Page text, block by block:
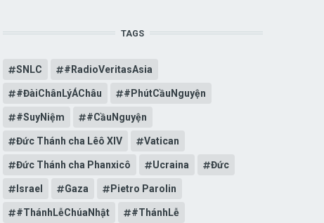
TAGS
SNLC #RadioVeritasAsia
#ĐàiChânLýÁChâu #PhútCầuNguyện
#SuyNiệm #CầuNguyện
Đức Thánh cha Lêô XIV Vatican
Đức Thánh cha Phanxicô Ucraina Đức
Israel Gaza Pietro Parolin
#ThánhLễChúaNhật #ThánhLễ